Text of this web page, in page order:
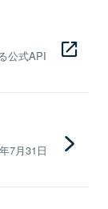
公式API
7月31日